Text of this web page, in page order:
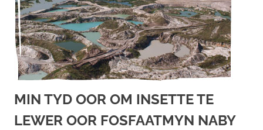
MIN TYD OOR OM INSETTE TE
LEWER OOR FOSFAATMYN NABY